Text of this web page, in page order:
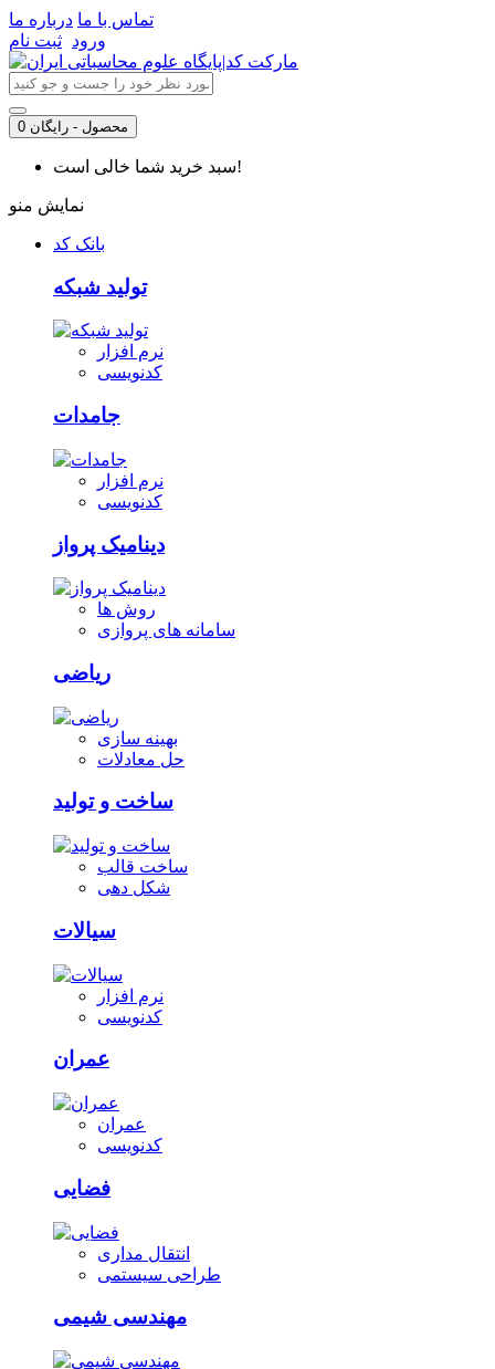
تماس با ما درباره ما
ورود ثبت نام
0 محصول - رایگان
سبد خرید شما خالی است!
نمایش منو
بانک کد
تولید شبکه
نرم افزار
کدنویسی
جامدات
نرم افزار
کدنویسی
دینامیک پرواز
روش ها
سامانه های پروازی
ریاضی
بهینه سازی
حل معادلات
ساخت و تولید
ساخت قالب
شکل دهی
سیالات
نرم افزار
کدنویسی
عمران
عمران
کدنویسی
فضایی
انتقال مداری
طراحی سیستمی
مهندسی شیمی